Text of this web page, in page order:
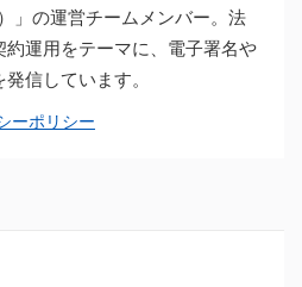
」の運営チームメンバー。法
運用をテーマに、電子署名や
信しています。
ーポリシー